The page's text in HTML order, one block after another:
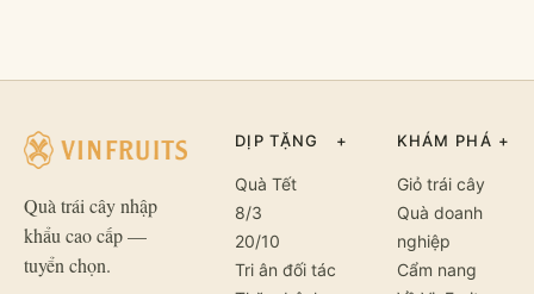
Quà trái cây nhập
khẩu cao cấp —
tuyển chọn.
DỊP TẶNG +
Quà Tết
8/3
20/10
Tri ân đối tác
KHÁM PHÁ +
Giỏ trái cây
Quà doanh
nghiệp
Cẩm nang